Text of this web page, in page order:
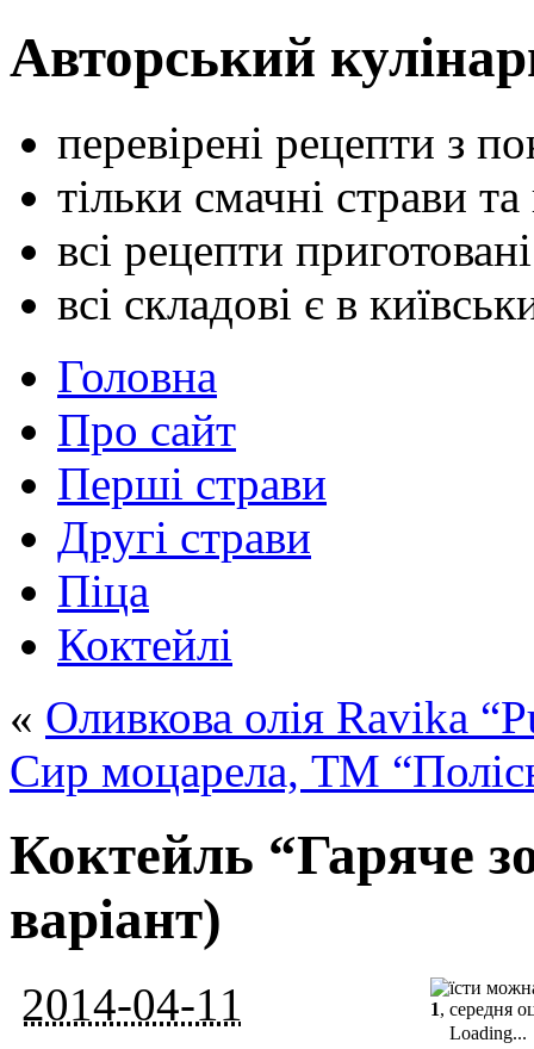
Авторський
перевірені рецепти з
тільки смачні страви та
всі рецепти
всі складові є в
Головна
Про сайт
Перші страви
Другі страви
Піца
Коктейлі
« Оливкова олія Ravika
Сир моцарела, ТМ
Коктейль “Гаряче
варіант)
2014-04-11 1, середня
Loading...